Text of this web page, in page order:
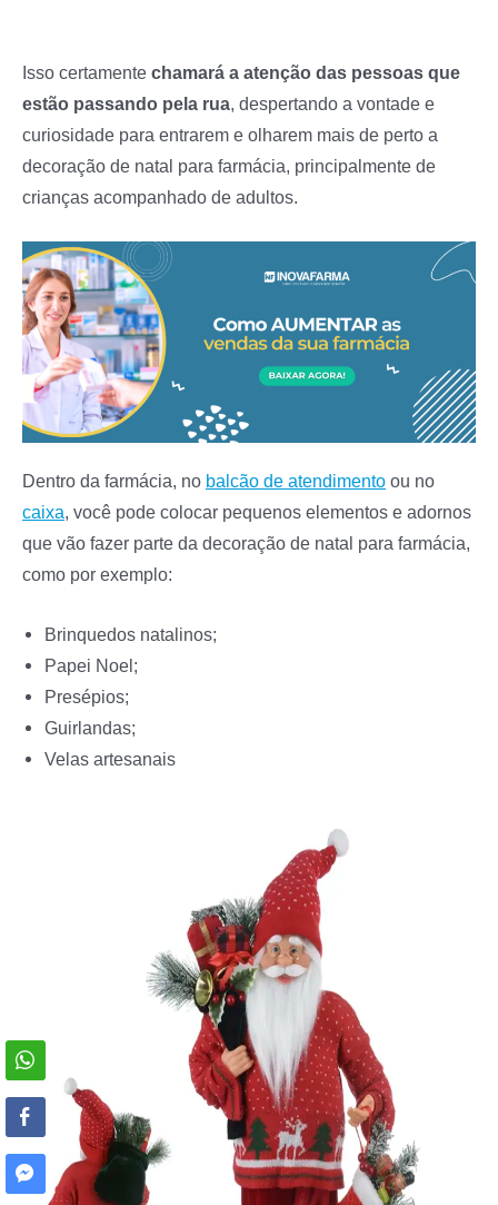
Isso certamente chamará a atenção das pessoas que
estão passando pela rua , despertando a vontade e
curiosidade para entrarem e olharem mais de perto a
decoração de natal para farmácia, principalmente de
crianças acompanhado de adultos.
Dentro da farmácia, no balcão de atendimento ou no
caixa, você pode colocar pequenos elementos e adornos
que vão fazer parte da decoração de natal para farmácia,
como por exemplo:
Brinquedos natalinos;
Papei Noel;
Presépios;
Guirlandas;
Velas artesanais